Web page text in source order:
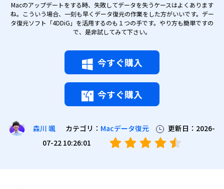
Macのアップデートをする時、失敗してデータを失うケースはよくあります
ね。こういう場合、一刻も早くデータ復元の作業をした方がいいです。デー
タ復元ソフト「4DDiG」を活用するのも１つの手です。やり方も簡単ですの
で、是非試してみて下さい。
今すぐ購入
今すぐ購入
森川 颯 カテゴリ： Macデータ復元
更新日：2026-
07-22 10:26:01